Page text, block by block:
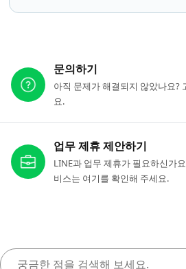
문의하기
아직 문제가 해결되지 않았나요?
요.
업무 제휴 제안하기
LINE과 업무 제휴가 필요하신가
비스는 여기를 확인해 주세요.